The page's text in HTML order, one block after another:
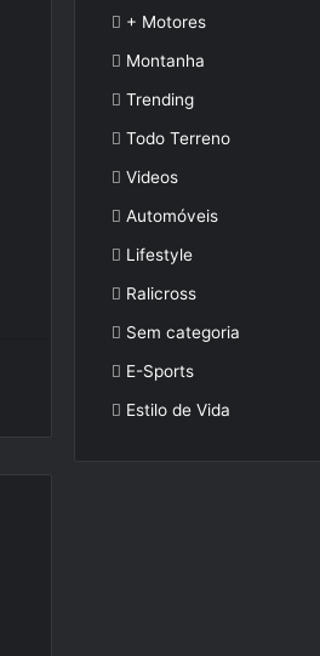
+ Motores
Montanha
Trending
Todo Terreno
Videos
Automóveis
Lifestyle
Ralicross
Sem categoria
E-Sports
Estilo de Vida